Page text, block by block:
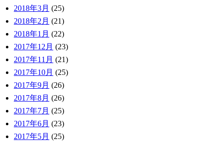
2018年3月 (25)
2018年2月 (21)
2018年1月 (22)
2017年12月 (23)
2017年11月 (21)
2017年10月 (25)
2017年9月 (26)
2017年8月 (26)
2017年7月 (25)
2017年6月 (23)
2017年5月 (25)